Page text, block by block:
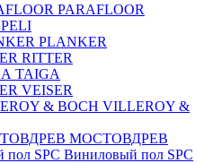
PARAFLOOR
PELI
PLANKER
RITTER
TAIGA
VEISER
VILLEROY &
МОСТОВДРЕВ
Виниловый пол SPC